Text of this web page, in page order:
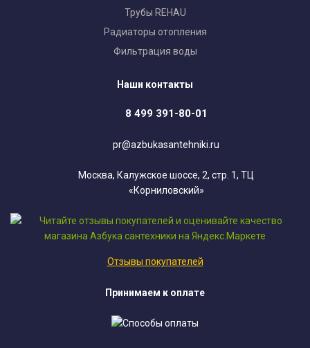
Трубы REHAU
Радиаторы отопления
Фильтрация воды
Наши контакты
8 499 391-80-01
pr@azbukasantehniki.ru
Москва, Калужское шоссе, 2, стр. 1, ТЦ
«Корниловский»
Отзывы покупателей
Принимаем к оплате